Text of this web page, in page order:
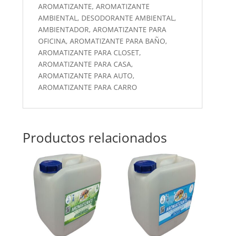
AROMATIZANTE, AROMATIZANTE
AMBIENTAL, DESODORANTE AMBIENTAL,
AMBIENTADOR, AROMATIZANTE PARA
OFICINA, AROMATIZANTE PARA BAÑO,
AROMATIZANTE PARA CLOSET,
AROMATIZANTE PARA CASA,
AROMATIZANTE PARA AUTO,
AROMATIZANTE PARA CARRO
Productos relacionados